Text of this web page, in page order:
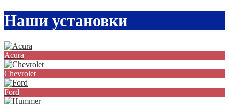
Наши установки
Acura
Chevrolet
Ford